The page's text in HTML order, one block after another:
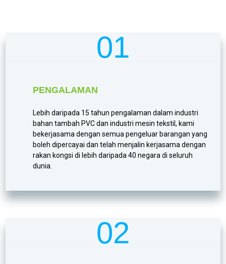
01
PENGALAMAN
Lebih daripada 15 tahun pengalaman dalam industri
bahan tambah PVC dan industri mesin tekstil, kami
bekerjasama dengan semua pengeluar barangan yang
boleh dipercayai dan telah menjalin kerjasama dengan
rakan kongsi di lebih daripada 40 negara di seluruh
dunia.
02